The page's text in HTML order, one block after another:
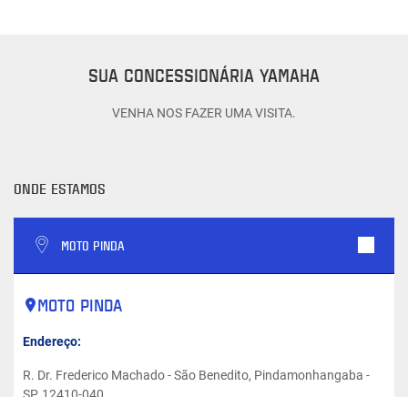
SUA CONCESSIONÁRIA YAMAHA
VENHA NOS FAZER UMA VISITA.
ONDE ESTAMOS
MOTO PINDA
MOTO PINDA
Endereço:
R. Dr. Frederico Machado - São Benedito, Pindamonhangaba -
SP, 12410-040